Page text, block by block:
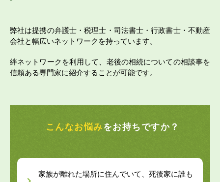
弊社は提携の弁護士・税理士・司法書士・行政書士・不動産
会社と幅広いネットワークを持っています。
絆ネットワークを利用して、老後の相続についての相談事を
信頼ある専門家に紹介することが可能です。
こんなお悩みをお持ちですか？
家族が離れた場所に住んでいて、死後家に誰も